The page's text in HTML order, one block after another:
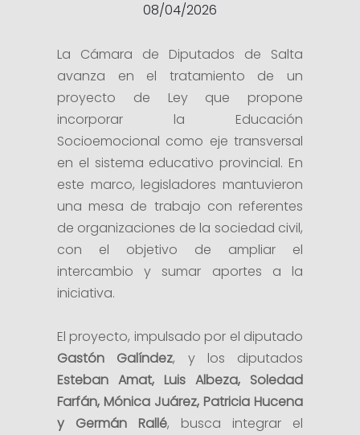
08/04/2026
La Cámara de Diputados de Salta
avanza en el tratamiento de un
proyecto de Ley que propone
incorporar la Educación
Socioemocional como eje transversal
en el sistema educativo provincial. En
este marco, legisladores mantuvieron
una mesa de trabajo con referentes
de organizaciones de la sociedad civil,
con el objetivo de ampliar el
intercambio y sumar aportes a la
iniciativa.
El proyecto, impulsado por el diputado
Gastón Galíndez, y los diputados
Esteban Amat, Luis Albeza, Soledad
Farfán, Mónica Juárez, Patricia Hucena
y Germán Rallé, busca integrar el